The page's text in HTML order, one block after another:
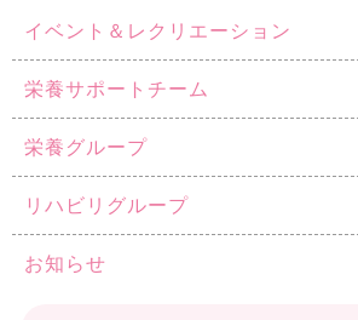
イベント＆レクリエーション
栄養サポートチーム
栄養グループ
リハビリグループ
お知らせ